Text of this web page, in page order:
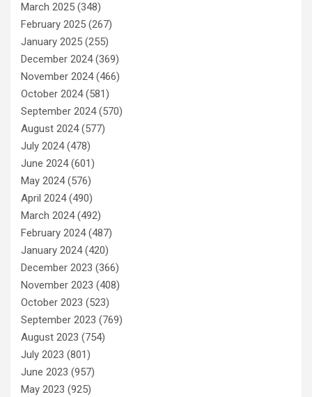
March 2025 (348)
February 2025 (267)
January 2025 (255)
December 2024(369)
November 2024(466)
October 2024(581)
September 2024(570)
August 2024(577)
July 2024(478)
June 2024(601)
May 2024(576)
April 2024(490)
March 2024(492)
February 2024(487)
January 2024(420)
December 2023 (366)
November 2023 (408)
October 2023 (523)
September 2023 (769)
August 2023 (754)
July 2023 (801)
June 2023 (957)
May 2023 (925)